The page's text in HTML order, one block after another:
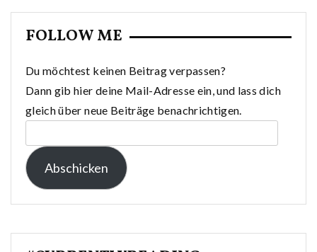
FOLLOW ME
Du möchtest keinen Beitrag verpassen?
Dann gib hier deine Mail-Adresse ein, und lass dich
gleich über neue Beiträge benachrichtigen.
Mail-
Adresse:
Abschicken